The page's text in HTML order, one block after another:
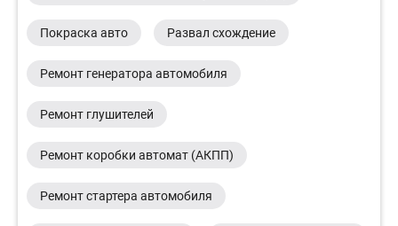
Покраска авто Развал схождение
Ремонт генератора автомобиля
Ремонт глушителей
Ремонт коробки автомат (АКПП)
Ремонт стартера автомобиля